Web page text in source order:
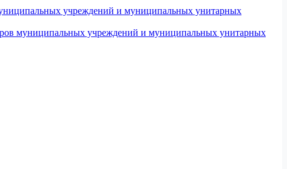
учреждений и муниципальных унитарных
муниципальных учреждений и муниципальных унитарных